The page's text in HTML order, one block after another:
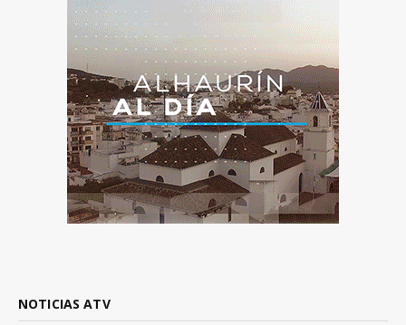
NOTICIAS ATV